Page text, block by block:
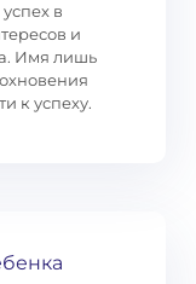
в
и
Имя лишь
к успеху.